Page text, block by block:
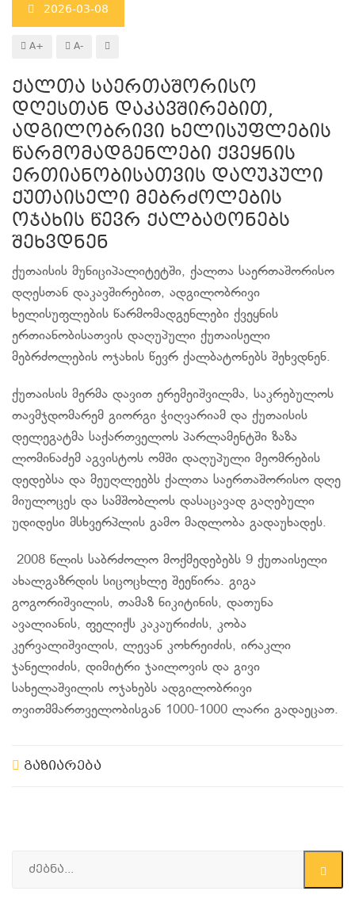
2026-03-08
A+ A-
ქალთა საერთაშორისო
დღესთან დაკავშირებით,
ადგილობრივი ხელისუფლების
წარმომადგენლები ქვეყნის
ერთიანობისათვის დაღუპული
ქუთაისელი მებრძოლების
ოჯახის წევრ ქალბატონებს
შეხვდნენ
ქუთაისის მუნიციპალიტეტში, ქალთა საერთაშორისო
დღესთან დაკავშირებით, ადგილობრივი
ხელისუფლების წარმომადგენლები ქვეყნის
ერთიანობისათვის დაღუპული ქუთაისელი
მებრძოლების ოჯახის წევრ ქალბატონებს შეხვდნენ.
ქუთაისის მერმა დავით ერემეიშვილმა, საკრებულოს
თავმჯდომარემ გიორგი ჭიღვარიამ და ქუთაისის
დელეგატმა საქართველოს პარლამენტში ზაზა
ლომინაძემ აგვისტოს ომში დაღუპული მეომრების
დედებსა და მეუღლეებს ქალთა საერთაშორისო დღე
მიულოცეს და სამშობლოს დასაცავად გაღებული
უდიდესი მსხვერპლის გამო მადლობა გადაუხადეს.
️ 2008 წლის საბრძოლო მოქმედებებს 9 ქუთაისელი
ახალგაზრდის სიცოცხლე შეეწირა. გიგა
გოგორიშვილის, თამაზ ნიკიტინის, დათუნა
ავალიანის, ფელიქს კაკაურიძის, კობა
კერვალიშვილის, ლევან კოხრეიძის, ირაკლი
ჯანელიძის, დიმიტრი ჯაილოვის და გივი
სახელაშვილის ოჯახებს ადგილობრივი
თვითმმართველობისგან 1000-1000 ლარი გადაეცათ.
გაზიარება